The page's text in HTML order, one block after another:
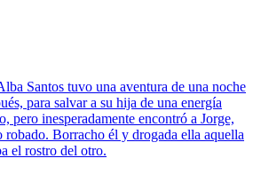
Santos tuvo una aventura de una noche
para salvar a su hija de una energía
pero inesperadamente encontró a Jorge,
robado. Borracho él y drogada ella aquella
el rostro del otro.